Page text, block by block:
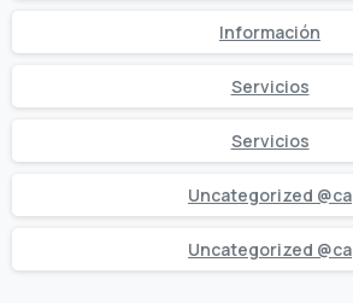
Información
Servicios
Servicios
Uncategorized @ca
Uncategorized @ca